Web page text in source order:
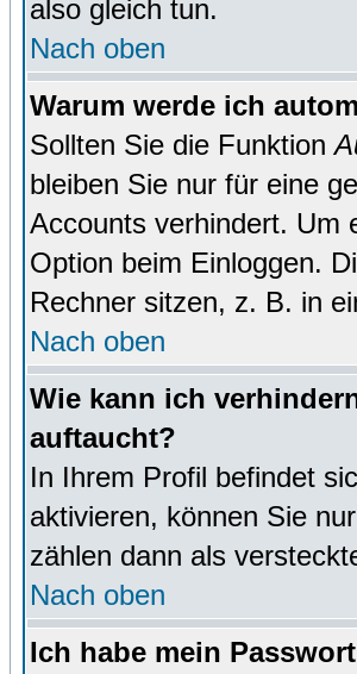
also gleich tun.
Nach oben
Warum werde ich
Sollten Sie die Funktion
bleiben Sie nur für eine
Accounts verhindert. Um
Option beim Einloggen.
Rechner sitzen, z. B. in
Nach oben
Wie kann ich
auftaucht?
In Ihrem Profil befindet
aktivieren, können Sie
zählen dann als
Nach oben
Ich habe mein